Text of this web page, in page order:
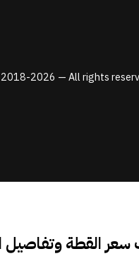
2026 — All rights
سعر القطة